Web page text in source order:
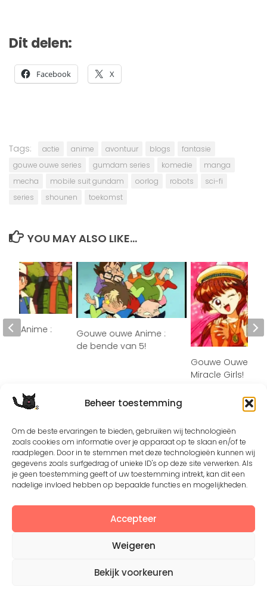
Beheer toestemming
Om de beste ervaringen te bieden, gebruiken wij technologieën
zoals cookies om informatie over je apparaat op te slaan en/of te
raadplegen. Door in te stemmen met deze technologieën kunnen wij
gegevens zoals surfgedrag of unieke ID's op deze site verwerken. Als
je geen toestemming geeft of uw toestemming intrekt, kan dit een
nadelige invloed hebben op bepaalde functies en mogelijkheden.
Accepteer
Weigeren
Bekijk voorkeuren
Dit delen:
Facebook X
Tags: actie anime avontuur blogs
fantasie
gouwe ouwe series
gumdam series komedie
manga
mecha
mobile suit gundam oorlog robots
sci-fi
series
shounen toekomst
YOU MAY ALSO LIKE...
Gouwe ouwe Anime :
de bende van 5!
Gouwe Ouwe
Miracle Girls!
Anime :
Except where otherwise noted, the content by©Silerna
is licensed under aCreative Commons Attribution-
NonCommercial-ShareAlike 4.0 InternationalLicense.